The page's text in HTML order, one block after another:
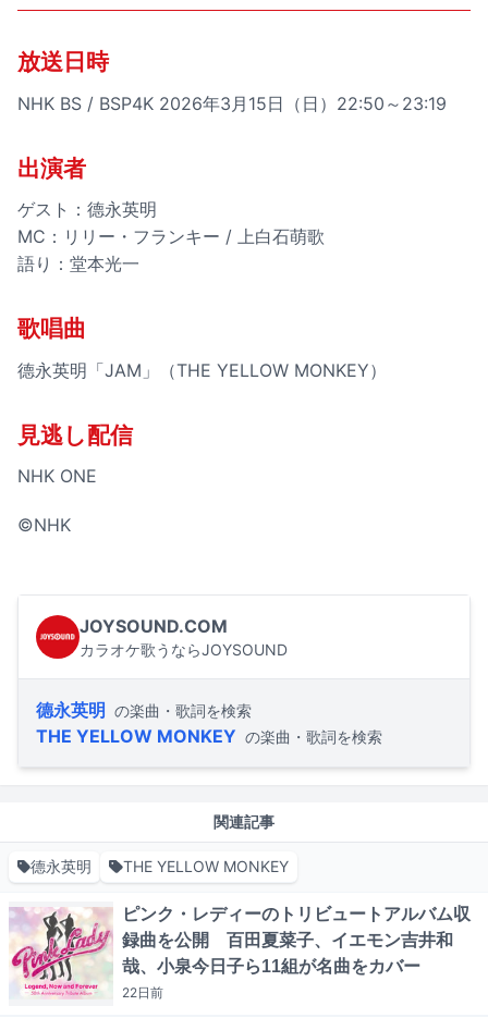
放送日時
NHK BS / BSP4K 2026年3月15日（日）22:50～23:19
出演者
ゲスト：德永英明
MC：リリー・フランキー / 上白石萌歌
語り：堂本光一
歌唱曲
德永英明「JAM」（THE YELLOW MONKEY）
見逃し配信
NHK ONE
©︎NHK
JOYSOUND.COM
カラオケ歌うならJOYSOUND
德永英明 の楽曲・歌詞を検索
THE YELLOW MONKEY の楽曲・歌詞を検索
関連記事
德永英明 THE YELLOW MONKEY
ピンク・レディーのトリビュートアルバム収
録曲を公開 百田夏菜子、イエモン吉井和
哉、小泉今日子ら11組が名曲をカバー
22日前